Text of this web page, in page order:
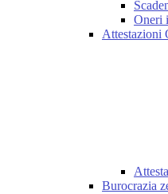
Oneri
Attestazioni
Burocrazia